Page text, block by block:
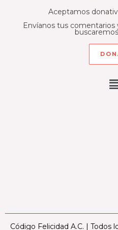
Aceptamos
Envíanos tus
Código Felicidad A.C. | Todos